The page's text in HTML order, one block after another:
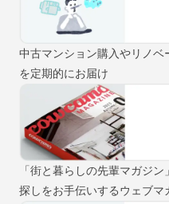
中古マンション購入やリノ
を定期的にお届け
「街と暮らしの先輩マガジ
探しをお手伝いするウェブマ